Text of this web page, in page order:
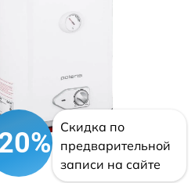
Скидка по
предварительной
записи на сайте